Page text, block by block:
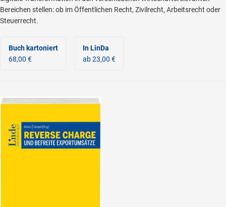
Bereichen stellen: ob im Öffentlichen Recht, Zivilrecht, Arbeitsrecht oder
Steuerrecht.
Buch kartoniert
68,00 €
In LinDa
ab 23,00 €